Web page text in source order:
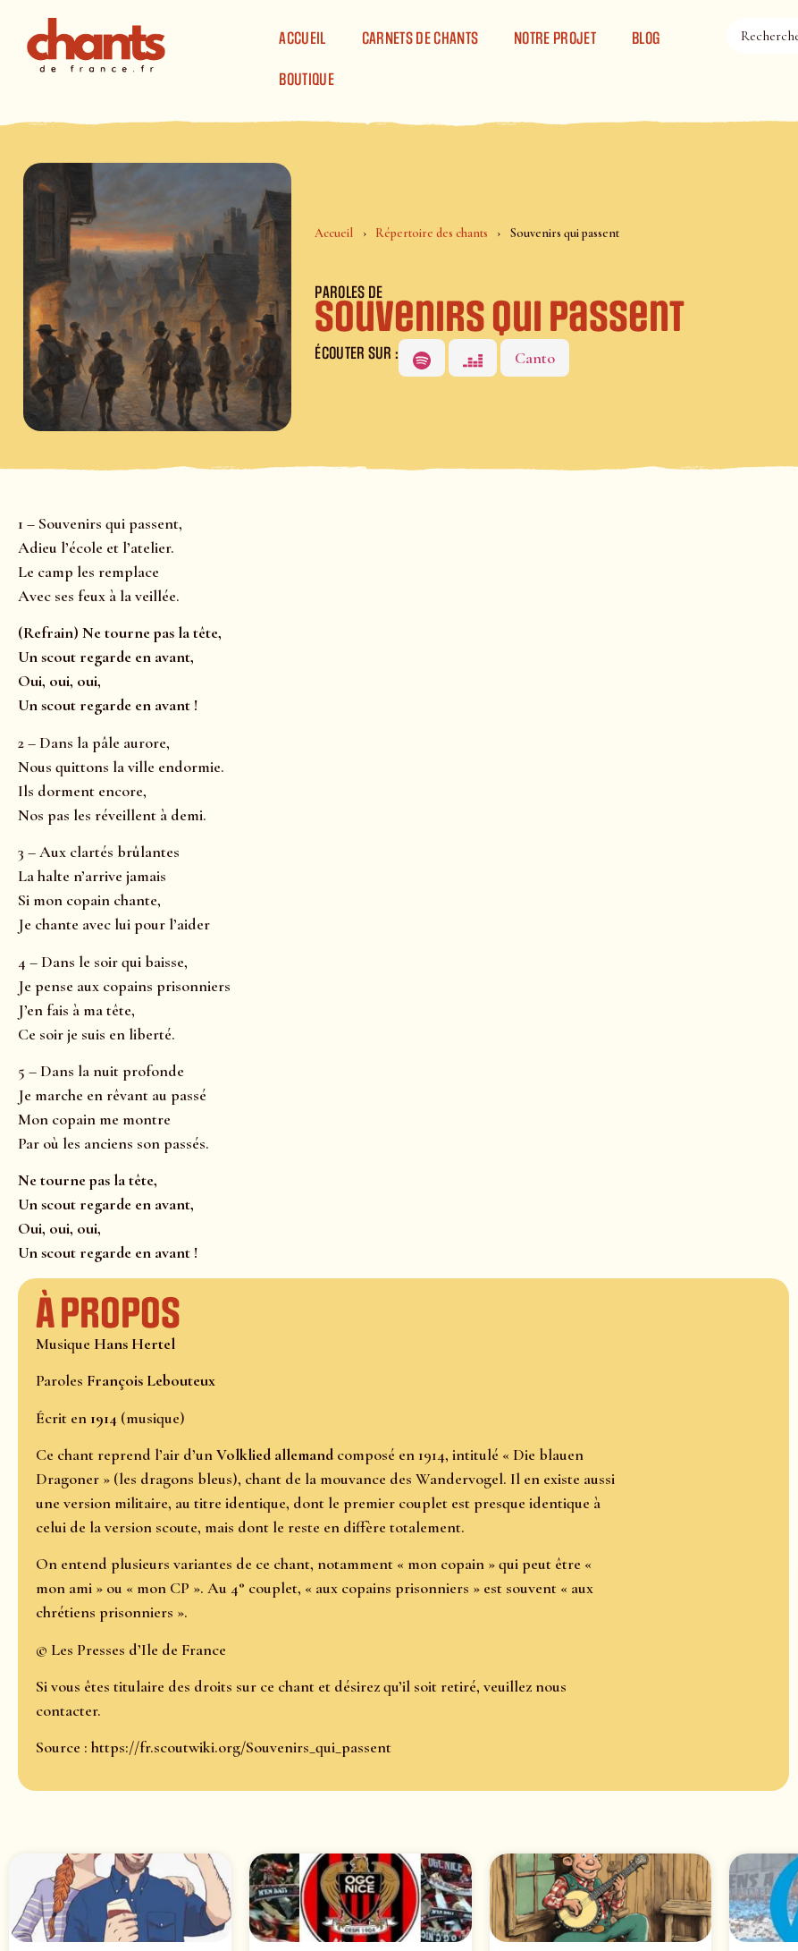
ACCUEIL CARNETS DE CHANTS NOTRE PROJET BLOG
BOUTIQUE
Accueil Répertoire des chants Souvenirs qui passent
PAROLES DE
Souvenirs qui passent
ÉCOUTER SUR : Canto
1 – Souvenirs qui passent,
Adieu l’école et l’atelier.
Le camp les remplace
Avec ses feux à la veillée.
(Refrain) Ne tourne pas la tête,
Un scout regarde en avant,
Oui, oui, oui,
Un scout regarde en avant !
2 – Dans la pâle aurore,
Nous quittons la ville endormie.
Ils dorment encore,
Nos pas les réveillent à demi.
3 – Aux clartés brûlantes
La halte n’arrive jamais
Si mon copain chante,
Je chante avec lui pour l’aider
4 – Dans le soir qui baisse,
Je pense aux copains prisonniers
J’en fais à ma tête,
Ce soir je suis en liberté.
5 – Dans la nuit profonde
Je marche en rêvant au passé
Mon copain me montre
Par où les anciens son passés.
Ne tourne pas la tête,
Un scout regarde en avant,
Oui, oui, oui,
Un scout regarde en avant !
À propos
Musique Hans Hertel
Paroles François Lebouteux
Écrit en 1914 (musique)
Ce chant reprend l’air d’unVolklied allemand composé en 1914, intitulé « Die blauen
Dragoner » (les dragons bleus), chant de la mouvance des Wandervogel. Il en existe aussi
une version militaire, au titre identique, dont le premier couplet est presque identique à
celui de la version scoute, mais dont le reste en diffère totalement.
On entend plusieurs variantes de ce chant, notamment « mon copain » qui peut être «
mon ami » ou « mon CP ». Au 4° couplet, « aux copains prisonniers » est souvent « aux
chrétiens prisonniers ».
© Les Presses d’Ile de France
Si vous êtes titulaire des droits sur ce chant et désirez qu’il soit retiré, veuillez nous
contacter.
Source : https://fr.scoutwiki.org/Souvenirs_qui_passent